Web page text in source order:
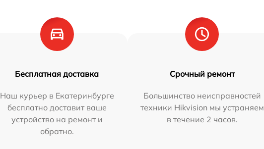
Бесплатная доставка
Наш курьер в Екатеринбурге
бесплатно доставит ваше
устройство на ремонт и
обратно.
Срочный ремонт
Большинство неисправностей
техники Hikvision мы устраняем
в течение 2 часов.